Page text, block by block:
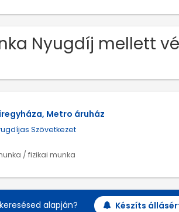
Nyugdíj mellett
Metro áruház
Szövetkezet
/ fizikai munka
alapján? Készíts